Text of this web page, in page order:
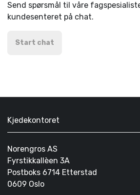
Send spørsmål til våre
kundesenteret på chat.
Start chat
Kjedekontoret
Norengros AS
Fyrstikkallèen 3A
Postboks 6714 Etterstad
0609 Oslo